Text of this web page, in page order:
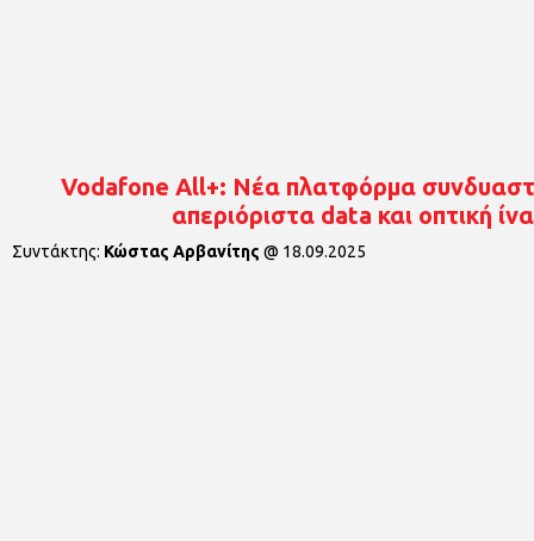
Vodafone All+: Νέα πλατφόρμα
απεριόριστα data και οπτική
Συντάκτης: Κώστας Αρβανίτης @ 18.09.2025